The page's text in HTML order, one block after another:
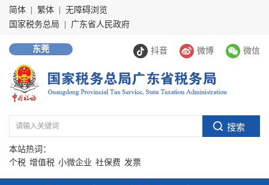
简体 繁体
无障碍浏览
国家税务总局
广东省人民政府
抖音 微博 微信
东莞
本站热词：
个税 增值税 小微企业 社保费 发票